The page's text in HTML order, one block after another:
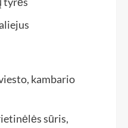
kambario
sūris,